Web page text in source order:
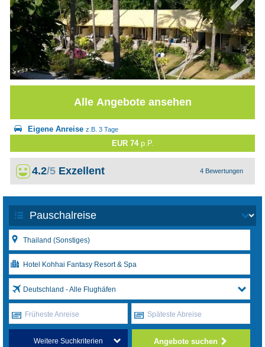
Alle Angebote ansehen
Eigene Anreise z.B. 3 Tage
EUR 74 p.P.
4.2/5 Exzellent 4 Bewertungen
Deutschland - Alle Flughäfen
Früheste Anreise Späteste Abreise
Weitere Suchkriterien Angebote suchen